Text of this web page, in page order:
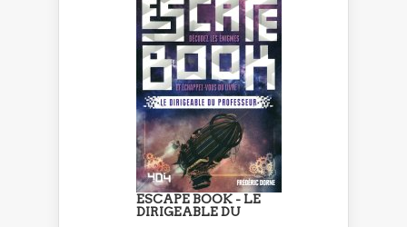
ESCAPE BOOK - LE
DIRIGEABLE DU